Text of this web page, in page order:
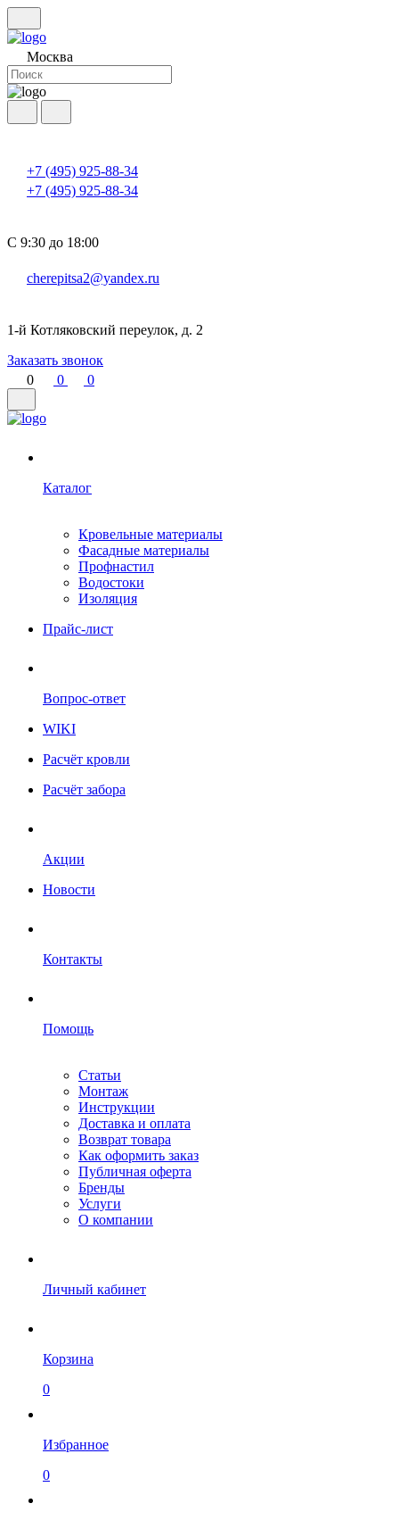
Москва
+7 (495) 925-88-34
+7 (495) 925-88-34
С 9:30 до 18:00
cherepitsa2@yandex.ru
1-й Котляковский переулок, д. 2
Заказать звонок
0
0 0
Каталог
Кровельные материалы
Фасадные материалы
Профнастил
Водостоки
Изоляция
Прайс-лист
Вопрос-ответ
WIKI
Расчёт кровли
Расчёт забора
Акции
Новости
Контакты
Помощь
Статьи
Монтаж
Инструкции
Доставка и оплата
Возврат товара
Как оформить заказ
Публичная оферта
Бренды
Услуги
О компании
Личный кабинет
Корзина
0
Избранное
0